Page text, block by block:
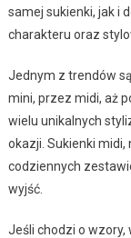
samej sukienki, jak i
charakteru oraz
Jednym z trendów
mini, przez midi, aż
wielu unikalnych
okazji. Sukienki midi,
codziennych
wyjść.
Jeśli chodzi o